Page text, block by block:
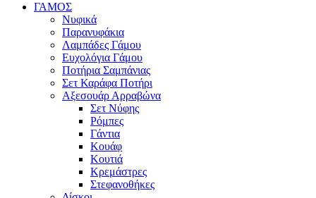
ΓΑΜΟΣ
Νυφικά
Παρανυφάκια
Λαμπάδες Γάμου
Ευχολόγια Γάμου
Ποτήρια Σαμπάνιας
Σετ Καράφα Ποτήρι
Αξεσουάρ Αρραβώνα
Σετ Νύφης
Ρόμπες
Γάντια
Κουάφ
Κουτιά
Κρεμάστρες
Στεφανοθήκες